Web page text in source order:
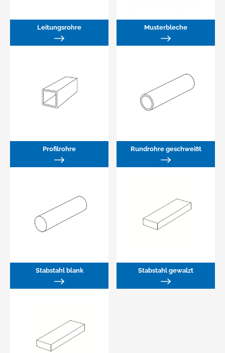
Leitungsrohre Musterbleche
Profilrohre Rundrohre geschweißt
Stabstahl blank Stabstahl gewalzt